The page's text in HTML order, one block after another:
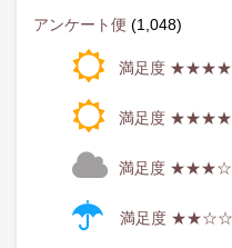
アンケート便 (1,048)
満足度
満足度
満足度
満足度